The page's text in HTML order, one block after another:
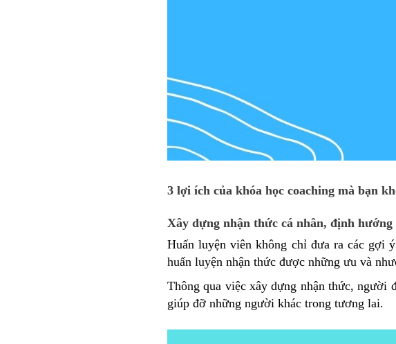
3 lợi ích của khóa học coaching mà bạn
Xây dựng nhận thức cá nhân, định hướng
Huấn luyện viên không chỉ đưa ra các gợi
huấn luyện nhận thức được những ưu và
Thông qua việc xây dựng nhận thức, người
giúp đỡ những người khác trong tương lai.